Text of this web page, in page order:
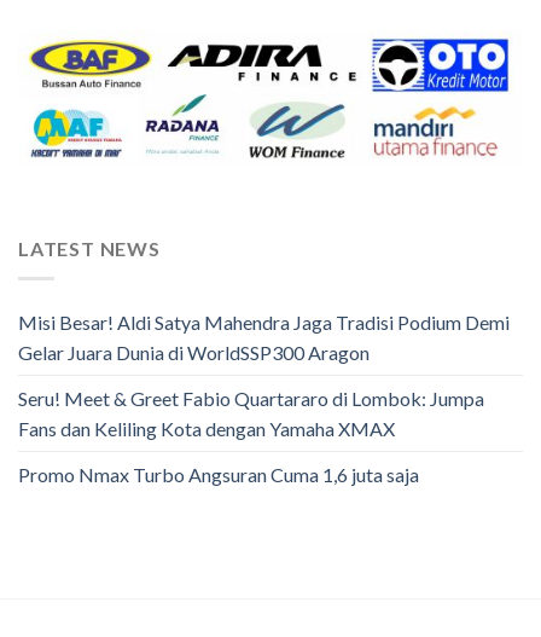
LATEST NEWS
Misi Besar! Aldi Satya Mahendra Jaga Tradisi Podium Demi
Gelar Juara Dunia di WorldSSP300 Aragon
Seru! Meet & Greet Fabio Quartararo di Lombok: Jumpa
Fans dan Keliling Kota dengan Yamaha XMAX
Promo Nmax Turbo Angsuran Cuma 1,6 juta saja